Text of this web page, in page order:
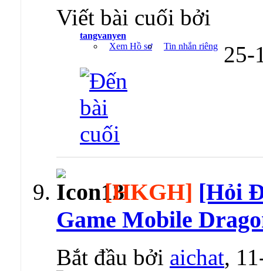
Viết bài cuối bởi
tangvanyen
Xem Hồ sơ
Tin nhắn riêng 25-
[HKGH] [Hỏi
Game Mobile
Bắt đầu bởi aichat,